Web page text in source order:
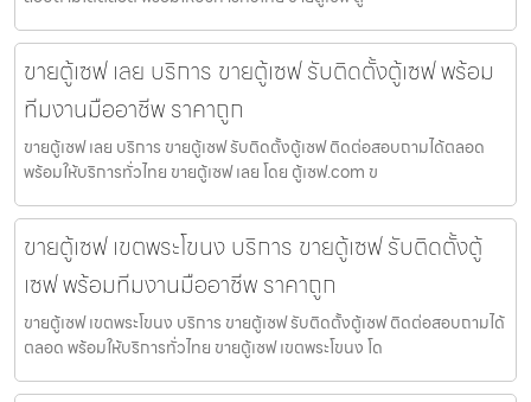
ขายตู้เซฟ เลย บริการ ขายตู้เซฟ รับติดตั้งตู้เซฟ พร้อม
ทีมงานมืออาชีพ ราคาถูก
ขายตู้เซฟ เลย บริการ ขายตู้เซฟ รับติดตั้งตู้เซฟ ติดต่อสอบถามได้ตลอด
พร้อมให้บริการทั่วไทย ขายตู้เซฟ เลย โดย ตู้เซฟ.com ข
ขายตู้เซฟ เขตพระโขนง บริการ ขายตู้เซฟ รับติดตั้งตู้
เซฟ พร้อมทีมงานมืออาชีพ ราคาถูก
ขายตู้เซฟ เขตพระโขนง บริการ ขายตู้เซฟ รับติดตั้งตู้เซฟ ติดต่อสอบถามได้
ตลอด พร้อมให้บริการทั่วไทย ขายตู้เซฟ เขตพระโขนง โด